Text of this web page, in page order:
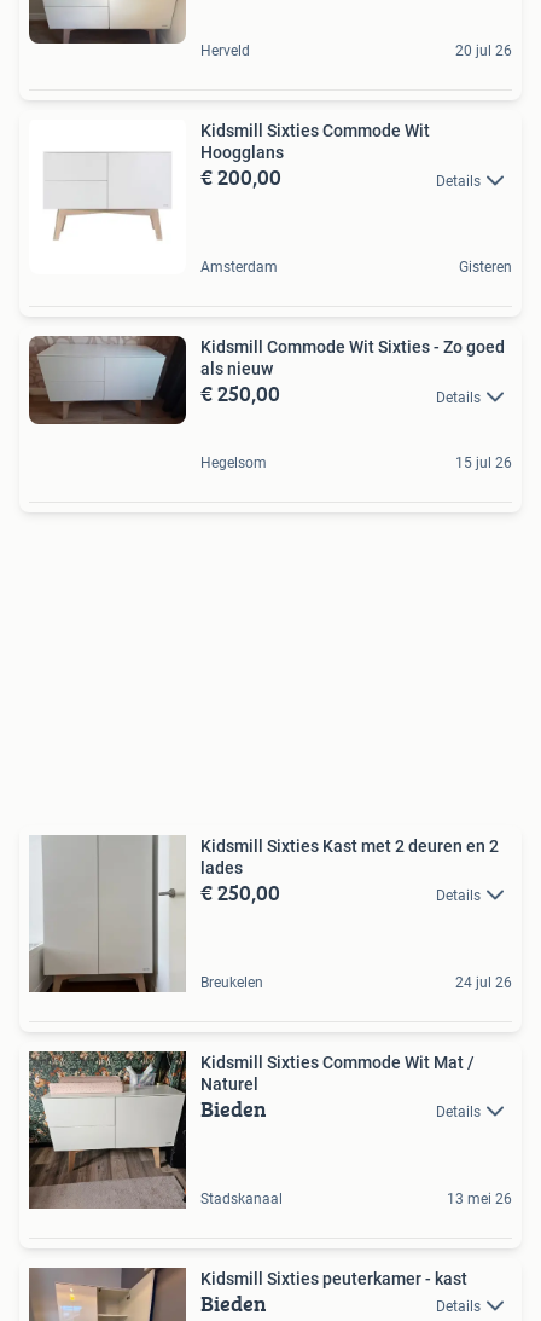
Herveld 20 jul 26
Kidsmill Sixties Commode Wit
Hoogglans
€ 200,00 Details
Amsterdam Gisteren
Kidsmill Commode Wit Sixties - Zo goed
als nieuw
€ 250,00 Details
Hegelsom 15 jul 26
Kidsmill Sixties Kast met 2 deuren en 2
lades
€ 250,00 Details
Breukelen 24 jul 26
Kidsmill Sixties Commode Wit Mat /
Naturel
Bieden Details
Stadskanaal 13 mei 26
Kidsmill Sixties peuterkamer - kast
Bieden Details